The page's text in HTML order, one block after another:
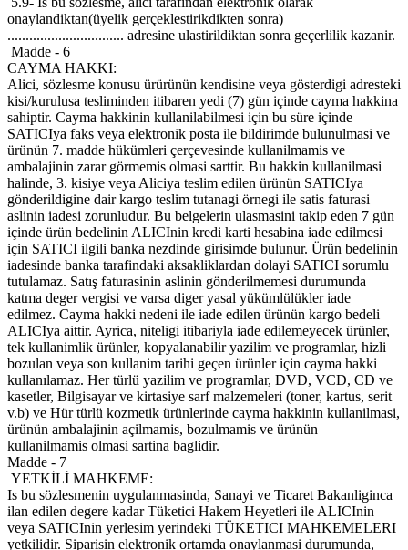
onaylandiktan(üyelik gerçeklestirikdikten sonra)
................................ adresine ulastirildiktan sonra geçerlilik kazanir.
Madde - 6
CAYMA HAKKI:
Alici, sözlesme konusu ürürünün kendisine veya gösterdigi adresteki
kisi/kurulusa tesliminden itibaren yedi (7) gün içinde cayma hakkina
sahiptir. Cayma hakkinin kullanilabilmesi için bu süre içinde
SATICIya faks veya elektronik posta ile bildirimde bulunulmasi ve
ürünün 7. madde hükümleri çerçevesinde kullanilmamis ve
ambalajinin zarar görmemis olmasi sarttir. Bu hakkin kullanilmasi
halinde, 3. kisiye veya Aliciya teslim edilen ürünün SATICIya
gönderildigine dair kargo teslim tutanagi örnegi ile satis faturasi
aslinin iadesi zorunludur. Bu belgelerin ulasmasini takip eden 7 gün
içinde ürün bedelinin ALICInin kredi karti hesabina iade edilmesi
için SATICI ilgili banka nezdinde girisimde bulunur. Ürün bedelinin
iadesinde banka tarafindaki aksakliklardan dolayi SATICI sorumlu
tutulamaz. Satış faturasinin aslinin gönderilmemesi durumunda
katma deger vergisi ve varsa diger yasal yükümlülükler iade
edilmez. Cayma hakki nedeni ile iade edilen ürünün kargo bedeli
ALICIya aittir. Ayrica, niteligi itibariyla iade edilemeyecek ürünler,
tek kullanimlik ürünler, kopyalanabilir yazilim ve programlar, hizli
bozulan veya son kullanim tarihi geçen ürünler için cayma hakki
kullanılamaz. Her türlü yazilim ve programlar, DVD, VCD, CD ve
kasetler, Bilgisayar ve kirtasiye sarf malzemeleri (toner, kartus, serit
v.b) ve Hür türlü kozmetik ürünlerinde cayma hakkinin kullanilmasi,
ürünün ambalajinin açilmamis, bozulmamis ve ürünün
kullanilmamis olmasi sartina baglidir.
Madde - 7
YETKİLİ MAHKEME:
Is bu sözlesmenin uygulanmasinda, Sanayi ve Ticaret Bakanliginca
ilan edilen degere kadar Tüketici Hakem Heyetleri ile ALICInin
veya SATICInin yerlesim yerindeki TÜKETICI MAHKEMELERI
yetkilidir. Siparisin elektronik ortamda onaylanmasi durumunda,